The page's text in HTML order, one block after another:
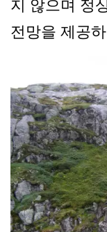
지 않으며 정
전망을 제공